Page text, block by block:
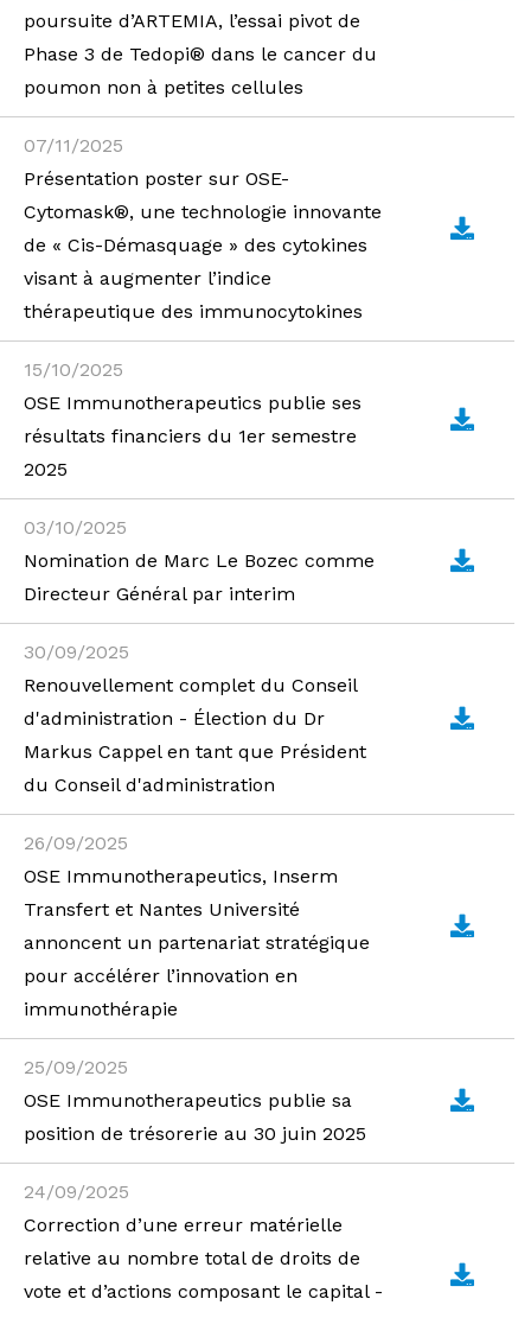
poursuite d’ARTEMIA, l’essai pivot de
Phase 3 de Tedopi® dans le cancer du
poumon non à petites cellules
07/11/2025
Présentation poster sur OSE-
Cytomask®, une technologie innovante
de « Cis-Démasquage » des cytokines
visant à augmenter l’indice
thérapeutique des immunocytokines
15/10/2025
OSE Immunotherapeutics publie ses
résultats financiers du 1er semestre
2025
03/10/2025
Nomination de Marc Le Bozec comme
Directeur Général par interim
30/09/2025
Renouvellement complet du Conseil
d'administration - Élection du Dr
Markus Cappel en tant que Président
du Conseil d'administration
26/09/2025
OSE Immunotherapeutics, Inserm
Transfert et Nantes Université
annoncent un partenariat stratégique
pour accélérer l’innovation en
immunothérapie
25/09/2025
OSE Immunotherapeutics publie sa
position de trésorerie au 30 juin 2025
24/09/2025
Correction d’une erreur matérielle
relative au nombre total de droits de
vote et d’actions composant le capital -